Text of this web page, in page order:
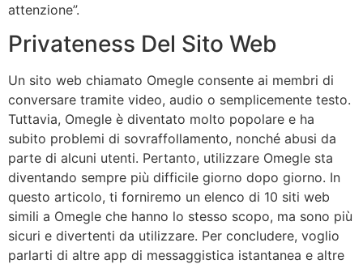
attenzione”.
Privateness Del Sito Web
Un sito web chiamato Omegle consente ai membri di
conversare tramite video, audio o semplicemente testo.
Tuttavia, Omegle è diventato molto popolare e ha
subito problemi di sovraffollamento, nonché abusi da
parte di alcuni utenti. Pertanto, utilizzare Omegle sta
diventando sempre più difficile giorno dopo giorno. In
questo articolo, ti forniremo un elenco di 10 siti web
simili a Omegle che hanno lo stesso scopo, ma sono più
sicuri e divertenti da utilizzare. Per concludere, voglio
parlarti di altre app di messaggistica istantanea e altre